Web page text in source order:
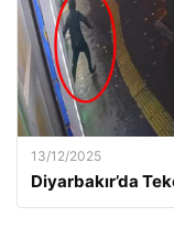
13/12/2025
Diyarbakır’da